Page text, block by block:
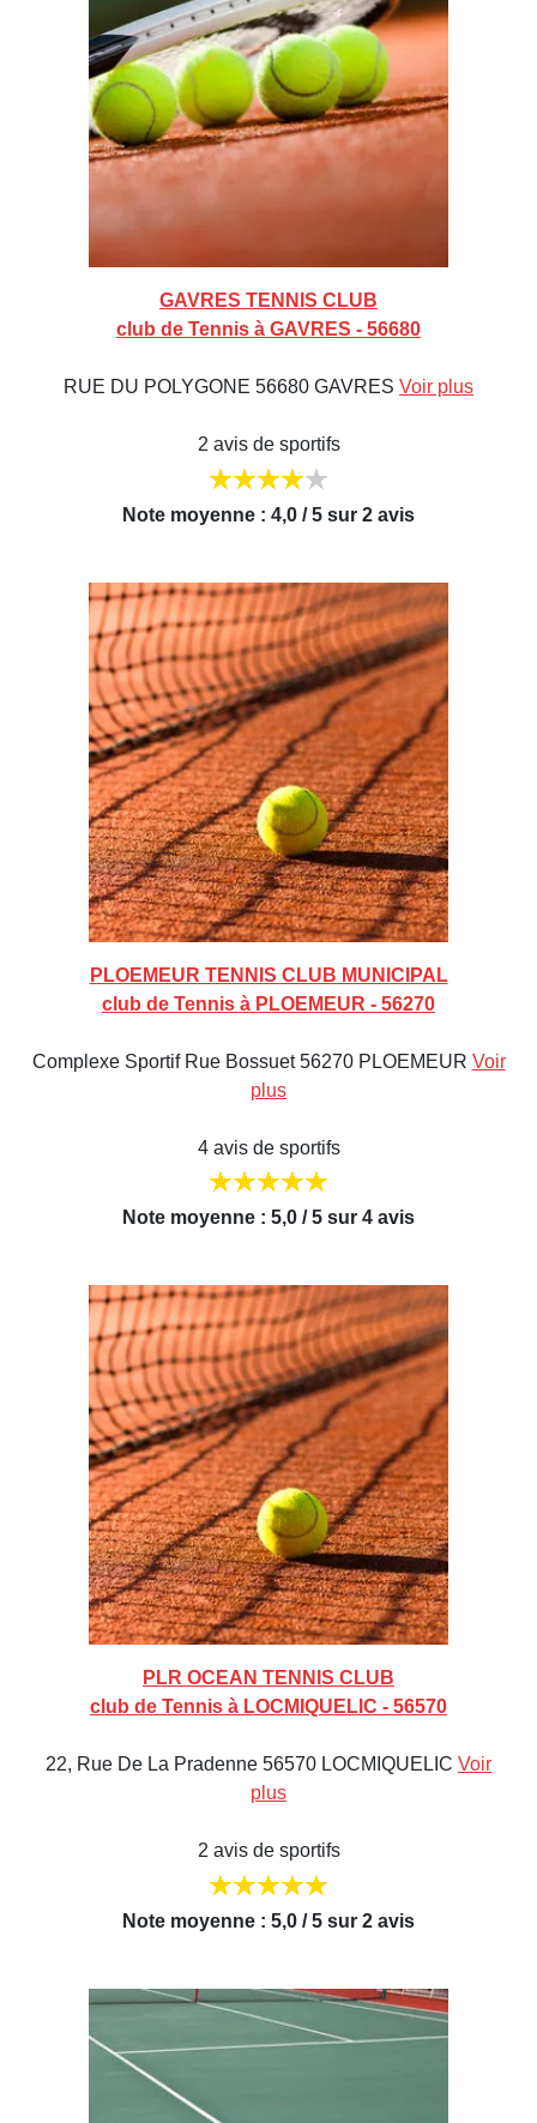
GAVRES TENNIS CLUB
club de Tennis à GAVRES - 56680
RUE DU POLYGONE 56680 GAVRES Voir plus
2 avis de sportifs
Note moyenne : 4,0 / 5 sur 2 avis
PLOEMEUR TENNIS CLUB MUNICIPAL
club de Tennis à PLOEMEUR - 56270
Complexe Sportif Rue Bossuet 56270 PLOEMEUR Voir
plus
4 avis de sportifs
Note moyenne : 5,0 / 5 sur 4 avis
PLR OCEAN TENNIS CLUB
club de Tennis à LOCMIQUELIC - 56570
22, Rue De La Pradenne 56570 LOCMIQUELIC Voir
plus
2 avis de sportifs
Note moyenne : 5,0 / 5 sur 2 avis